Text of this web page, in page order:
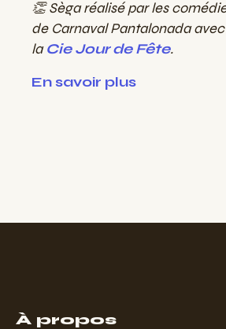
👏 Sèga réalisé par les
de Carnaval Pantalonada
laCie Jour de Fête.
En savoir plus
À propos